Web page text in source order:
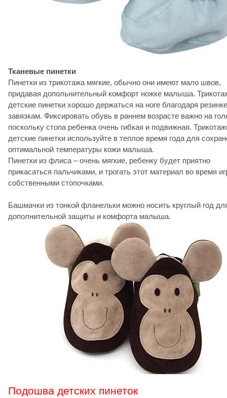
Тканевые пинетки
Пинетки из трикотажа мягкие, обычно они имеют мало швов,
придавая допольнительный комфорт ножке малыша.
детские пинетки хорошо держаться на ноге благодаря
завязкам. Фиксировать обувь в раннем возрасте важно на
поскольку стопа ребенка очень гибкая и подвижная.
детские пинетки используйте в теплое время года для
оптимальной температуры кожи малыша.
Пинетки из флиса – очень мягкие, ребенку будет приятно
прикасаться пальчиками, и трогать этот материал во время
собственными стопочками.
Башмачки из тонкой фланельки можно носить круглый год
дополнительной защиты и комфорта малыша.
Подошва детских пинеток